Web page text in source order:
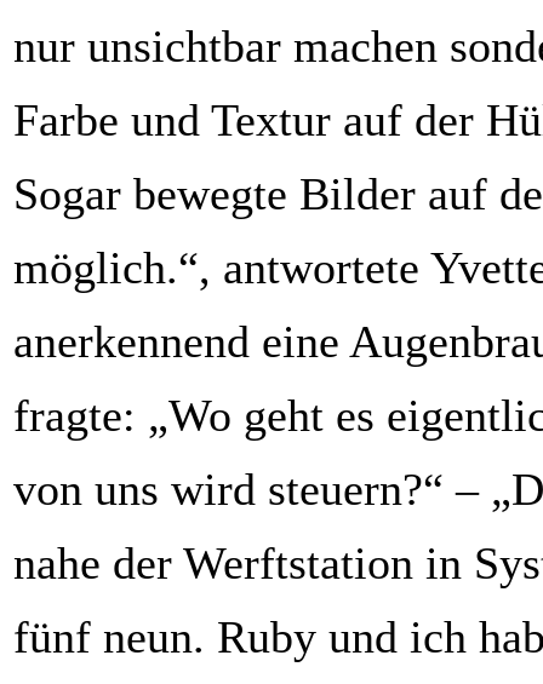
nur unsichtbar machen
Farbe und Textur auf der
Sogar bewegte Bilder auf
möglich.“, antwortete
anerkennend eine
fragte: „Wo geht es
von uns wird steuern?“ –
nahe der Werftstation in
fünf neun. Ruby und ich